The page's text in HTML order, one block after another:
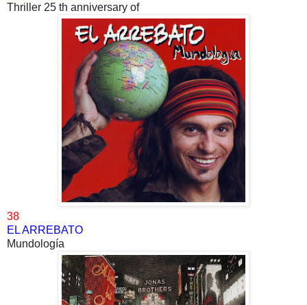
Thriller 25 th anniversary of
38
EL ARREBATO
Mundología